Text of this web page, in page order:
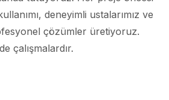
deneyimli ustalarımız ve
çözümler üretiyoruz.
çalışmalardır.